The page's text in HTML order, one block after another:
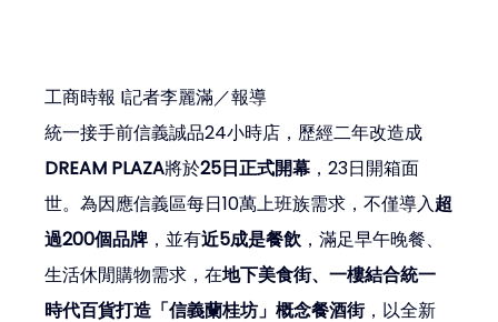
工商時報 I記者李麗滿／報導
統一接手前信義誠品24小時店，歷經二年改造成
DREAM PLAZA將於25日正式開幕 ，23日開箱面
世。為因應信義區每日10萬上班族需求，不僅導入超
過200個品牌 ，並有近5成是餐飲，滿足早午晚餐、
生活休閒購物需求，在地下美食街、一樓結合統一
時代百貨打造「信義蘭桂坊」概念餐酒街，以全新